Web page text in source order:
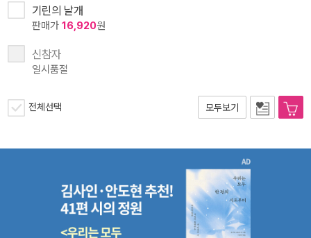
기린의 날개
판매가 16,920원
신참자
일시품절
전체선택 모두보기